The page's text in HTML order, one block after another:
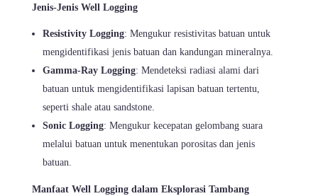
Jenis-Jenis Well Logging
Resistivity Logging: Mengukur resistivitas batuan untuk
mengidentifikasi jenis batuan dan kandungan mineralnya.
Gamma-Ray Logging: Mendeteksi radiasi alami dari
batuan untuk mengidentifikasi lapisan batuan tertentu,
seperti shale atau sandstone.
Sonic Logging: Mengukur kecepatan gelombang suara
melalui batuan untuk menentukan porositas dan jenis
batuan.
Manfaat Well Logging dalam Eksplorasi Tambang